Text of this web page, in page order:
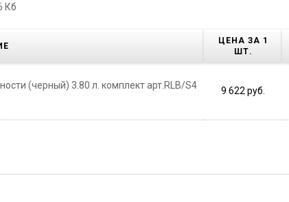
Кб
ЦЕНА ЗА 1
ШТ.
(черный) 3.80 л. комплект арт.RLB/S4
9 622 руб.